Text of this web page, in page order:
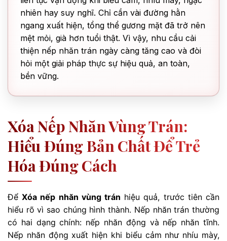
nhiên hay suy nghĩ. Chỉ cần vài đường hằn
ngang xuất hiện, tổng thể gương mặt đã trở nên
mệt mỏi, già hơn tuổi thật. Vì vậy, nhu cầu cải
thiện nếp nhăn trán ngày càng tăng cao và đòi
hỏi một giải pháp thực sự hiệu quả, an toàn,
bền vững.
Xóa Nếp Nhăn Vùng Trán:
Hiểu Đúng Bản Chất Để Trẻ
Hóa Đúng Cách
ĐểXóa nếp nhăn vùng trán hiệu quả, trước tiên cần
hiểu rõ vì sao chúng hình thành. Nếp nhăn trán thường
có hai dạng chính: nếp nhăn động và nếp nhăn tĩnh.
Nếp nhăn động xuất hiện khi biểu cảm như nhíu mày,